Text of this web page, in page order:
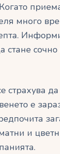
много
стане сочно
страхува
е
и